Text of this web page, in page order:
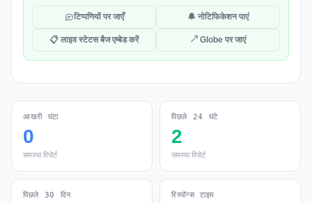
टिप्पणियों पर जाएँ 🔔 नोटिफिकेशन पाएं
📋 लाइव स्टेटस बैज एम्बेड करें ↗ Globe पर जाएं
आखरी घंटा
0
समस्या रिपोर्ट
पिछले 24 घंटे
2
समस्या रिपोर्ट
पिछले 30 दिन रिस्पॉन्स टाइम